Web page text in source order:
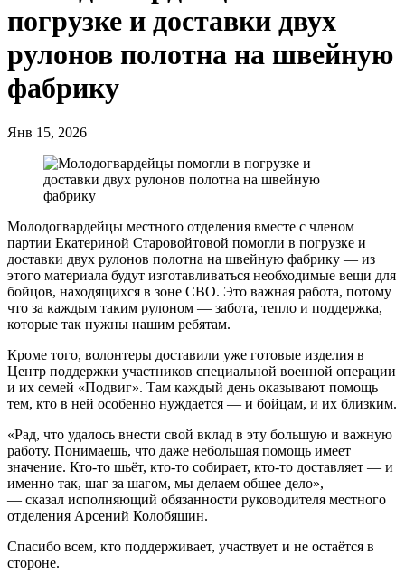
погрузке и доставки двух
рулонов полотна на швейную
фабрику
Янв 15, 2026
Молодогвардейцы местного отделения вместе с членом
партии Екатериной Старовойтовой помогли в погрузке и
доставки двух рулонов полотна на швейную фабрику — из
этого материала будут изготавливаться необходимые вещи для
бойцов, находящихся в зоне СВО. Это важная работа, потому
что за каждым таким рулоном — забота, тепло и поддержка,
которые так нужны нашим ребятам.
Кроме того, волонтеры доставили уже готовые изделия в
Центр поддержки участников специальной военной операции
и их семей «Подвиг». Там каждый день оказывают помощь
тем, кто в ней особенно нуждается — и бойцам, и их близким.
«Рад, что удалось внести свой вклад в эту большую и важную
работу. Понимаешь, что даже небольшая помощь имеет
значение. Кто-то шьёт, кто-то собирает, кто-то доставляет — и
именно так, шаг за шагом, мы делаем общее дело»,
— сказал исполняющий обязанности руководителя местного
отделения Арсений Колобяшин.
Спасибо всем, кто поддерживает, участвует и не остаётся в
стороне.